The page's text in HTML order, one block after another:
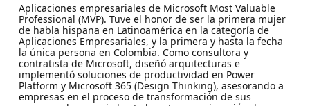
Aplicaciones empresariales de Microsoft Most Valuable
Professional (MVP). Tuve el honor de ser la primera mujer
de habla hispana en Latinoamérica en la categoría de
Aplicaciones Empresariales, y la primera y hasta la fecha
la única persona en Colombia. Como consultora y
contratista de Microsoft, diseñó arquitecturas e
implementó soluciones de productividad en Power
Platform y Microsoft 365 (Design Thinking), asesorando a
empresas en el proceso de transformación de sus